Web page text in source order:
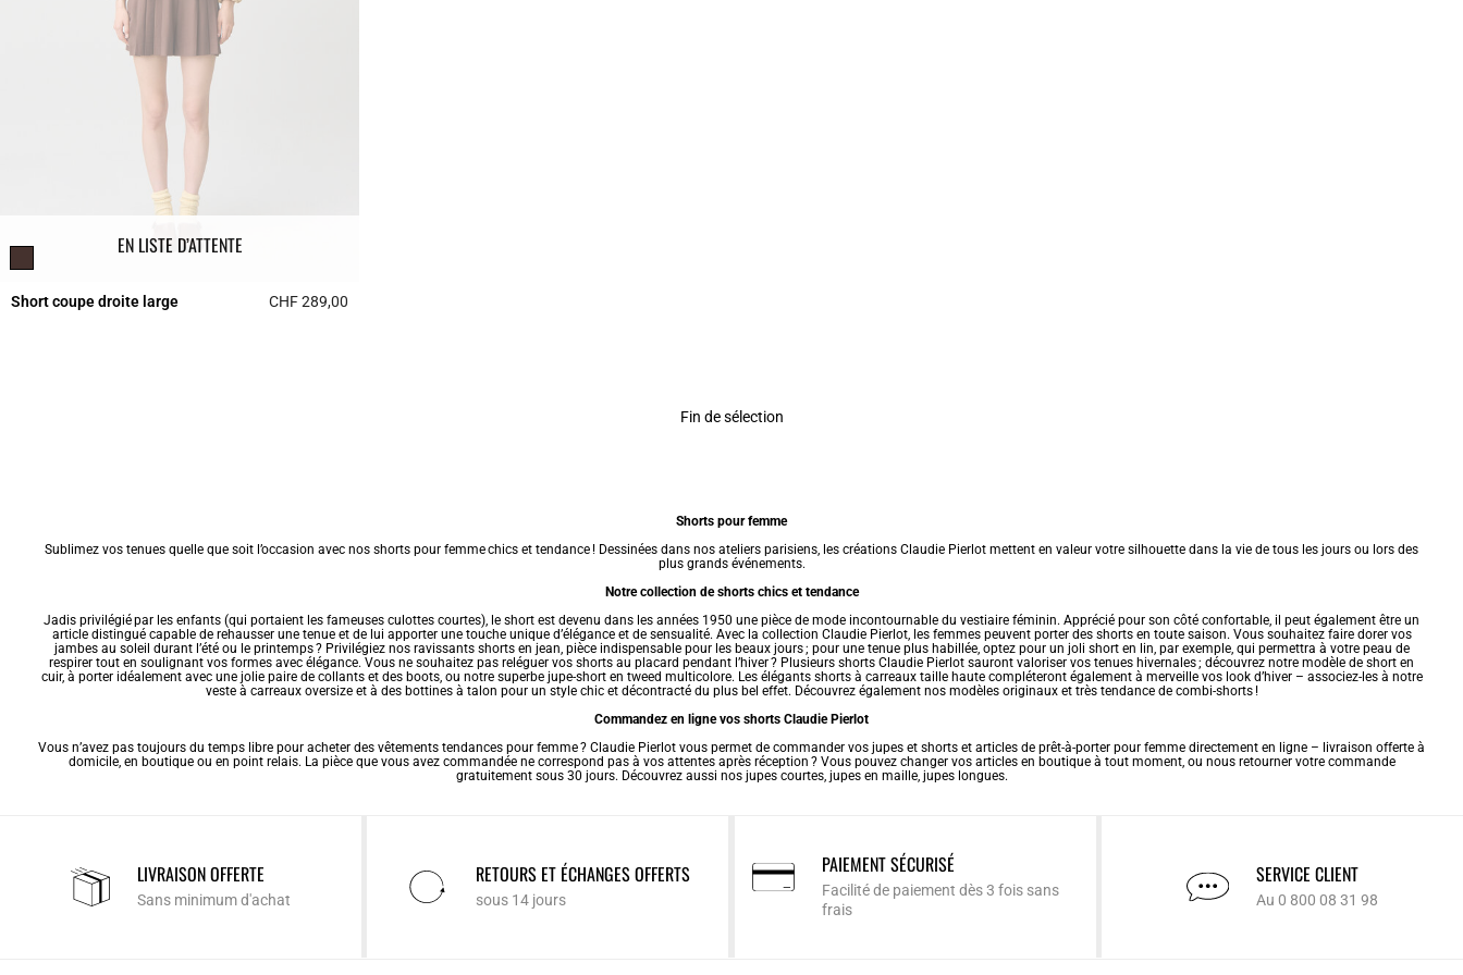
EN LISTE D’ATTENTE
Short coupe droite large CHF 289,00
Fin de sélection
Shorts pour femme
Sublimez vos tenues quelle que soit l’occasion avec nos shorts pour femme chics et tendance ! Dessinées dans nos ateliers parisiens, les créations Claudie Pierlot mettent en valeur votre silhouette dans la vie de tous les jours ou lors des
plus grands événements.
Notre collection de shorts chics et tendance
Jadis privilégié par les enfants (qui portaient les fameuses culottes courtes), le short est devenu dans les années 1950 une pièce de mode incontournable du vestiaire féminin. Apprécié pour son côté confortable, il peut également être un
article distingué capable de rehausser une tenue et de lui apporter une touche unique d’élégance et de sensualité. Avec la collection Claudie Pierlot, les femmes peuvent porter des shorts en toute saison. Vous souhaitez faire dorer vos
jambes au soleil durant l’été ou le printemps ? Privilégiez nos ravissants shorts en jean, pièce indispensable pour les beaux jours ; pour une tenue plus habillée, optez pour un joli short en lin, par exemple, qui permettra à votre peau de
respirer tout en soulignant vos formes avec élégance. Vous ne souhaitez pas reléguer vos shorts au placard pendant l’hiver ? Plusieurs shorts Claudie Pierlot sauront valoriser vos tenues hivernales ; découvrez notre modèle de short en
cuir, à porter idéalement avec une jolie paire de collants et des boots, ou notre superbe jupe-short en tweed multicolore. Les élégants shorts à carreaux taille haute compléteront également à merveille vos look d’hiver – associez-les à notre
veste à carreaux oversize et à des bottines à talon pour un style chic et décontracté du plus bel effet. Découvrez également nos modèles originaux et très tendance de combi-shorts !
Commandez en ligne vos shorts Claudie Pierlot
Vous n’avez pas toujours du temps libre pour acheter des vêtements tendances pour femme ? Claudie Pierlot vous permet de commander vos jupes et shorts et articles de prêt-à-porter pour femme directement en ligne – livraison offerte à
domicile, en boutique ou en point relais. La pièce que vous avez commandée ne correspond pas à vos attentes après réception ? Vous pouvez changer vos articles en boutique à tout moment, ou nous retourner votre commande
gratuitement sous 30 jours. Découvrez aussi nos jupes courtes, jupes en maille, jupes longues.
LIVRAISON OFFERTE
Sans minimum d'achat
RETOURS ET ÉCHANGES OFFERTS
sous 14 jours
PAIEMENT SÉCURISÉ
Facilité de paiement dès 3 fois sans
frais
SERVICE CLIENT
Au 0 800 08 31 98